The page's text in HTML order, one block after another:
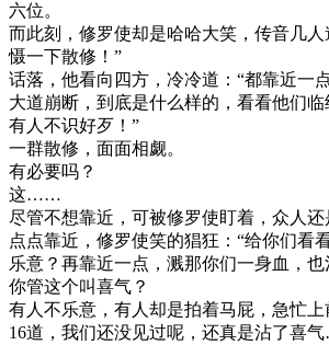
六位。
而此刻，修罗使却是哈哈大笑，传音几人
慑一下散修！”
话落，他看向四方，冷冷道：“都靠近一
大道崩断，到底是什么样的，看看他们
有人不识好歹！”
一群散修，面面相觑。
有必要吗？
这……
尽管不想靠近，可被修罗使盯着，众人
点点靠近，修罗使笑的猖狂：“给你们看
乐意？再靠近一点，溅那你们一身血，也
你管这个叫喜气？
有人不乐意，有人却是拍着马屁，急忙
16道，我们还没见过呢，还真是沾了喜